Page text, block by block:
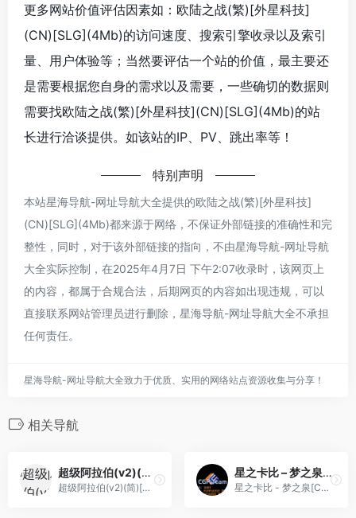
更多网站价值评估因素如：欧陆之战(繁)[外星科技]
(CN)[SLG](4Mb)的访问速度、搜索引擎收录以及索引
量、用户体验等；当然要评估一个站的价值，最主要还
是需要根据您自身的需求以及需要，一些确切的数据则
需要找欧陆之战(繁)[外星科技](CN)[SLG](4Mb)的站
长进行洽谈提供。如该站的IP、PV、跳出率等！
特别声明
本站星海导航-网址导航大全提供的欧陆之战(繁)[外星科技]
(CN)[SLG](4Mb)都来源于网络，不保证外部链接的准确性和完
整性，同时，对于该外部链接的指向，不由星海导航-网址导航
大全实际控制，在2025年4月7日 下午2:07收录时，该网页上
的内容，都属于合规合法，后期网页的内容如出现违规，可以
直接联系网站管理员进行删除，星海导航-网址导航大全不承担
任何责任。
星海导航-网址导航大全致力于优质、实用的网络站点资源收集与分享！
相关导航
超级阿拉伯(v2)(简)[高伟](JP)[ACT](0.18Mb)
超级阿拉伯(v2)(简)[高伟](JP)[ACT](0.18Mb)
星之卡比 – 梦之泉[CGP](简)(JP)(66.49Mb)
星之卡比 - 梦之泉[CGP](简)(JP)(66.49Mb)